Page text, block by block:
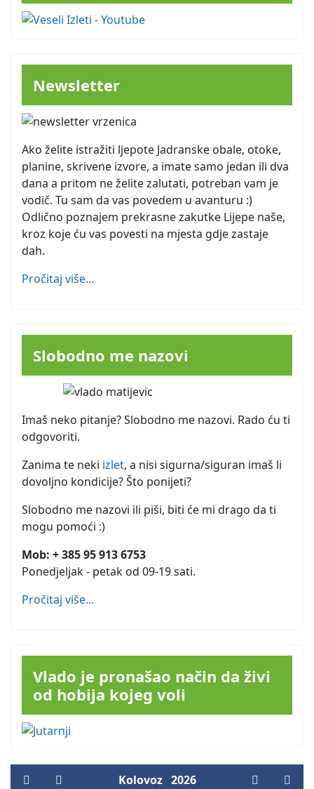
Newsletter
Ako želite istražiti ljepote Jadranske obale, otoke,
planine, skrivene izvore, a imate samo jedan ili dva
dana a pritom ne želite zalutati, potreban vam je
vodič. Tu sam da vas povedem u avanturu :)
Odlično poznajem prekrasne zakutke Lijepe naše,
kroz koje ću vas povesti na mjesta gdje zastaje
dah.
Pročitaj više...
Slobodno me nazovi
Imaš neko pitanje? Slobodno me nazovi. Rado ću ti
odgovoriti.
Zanima te neki izlet, a nisi sigurna/siguran imaš li
dovoljno kondicije? Što ponijeti?
Slobodno me nazovi ili piši, biti će mi drago da ti
mogu pomoći :)
Mob: + 385 95 913 6753
Ponedjeljak - petak od 09-19 sati.
Pročitaj više...
Vlado je pronašao način da živi
od hobija kojeg voli
Kolovoz 2026